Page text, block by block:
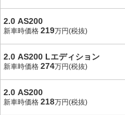
2.0 AS200
新車時価格 219万円(税抜)
2.0 AS200 Lエディション
新車時価格 274万円(税抜)
2.0 AS200
新車時価格 218万円(税抜)